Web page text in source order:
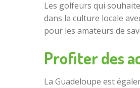
Les golfeurs qui
dans la culture locale
pour les amateurs de
Profiter des
La Guadeloupe est